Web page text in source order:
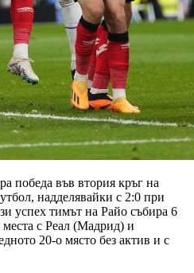
победа във втория кръг на
надделявайки с 2:0 при
успех тимът на Райо събира 6
места с Реал (Мадрид) и
20-о място без актив и с